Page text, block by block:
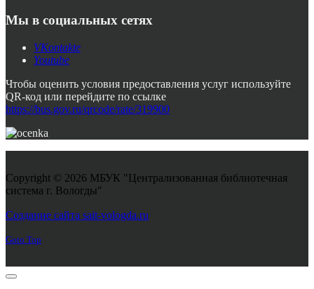
Мы в социальных сетях
VKontakte
Youtube
Чтобы оценить условия предоставления услуг используйте
QR-код или перейдите по ссылке
https://bus.gov.ru/qrcode/rate/319900
Copyright © 2026 МБУК "Централизованная библиотечная
система г. Вологды"
Создание сайта sait-vologda.ru
Goto Top